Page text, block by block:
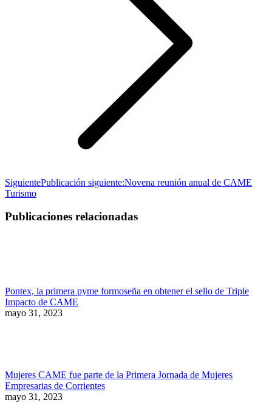
SiguientePublicación siguiente:Novena reunión anual de CAME
Turismo
Publicaciones relacionadas
Pontex, la primera pyme formoseña en obtener el sello de Triple
Impacto de CAME
mayo 31, 2023
Mujeres CAME fue parte de la Primera Jornada de Mujeres
Empresarias de Corrientes
mayo 31, 2023